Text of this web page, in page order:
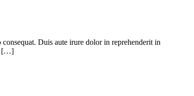
Duis aute irure dolor in reprehenderit in
[…]